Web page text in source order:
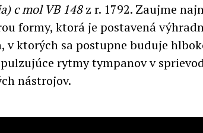
c mol VB 148z r. 1792. Zaujme
formy, ktorá je postavená
v ktorých sa postupne buduje
rytmy tympanov v
nástrojov.